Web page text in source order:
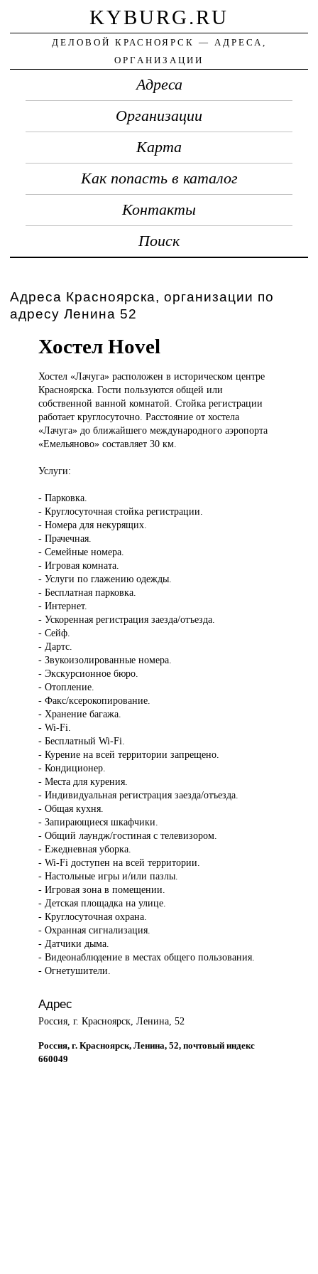
KYBURG.RU
ДЕЛОВОЙ КРАСНОЯРСК — АДРЕСА,
ОРГАНИЗАЦИИ
Адреса
Организации
Карта
Как попасть в каталог
Контакты
Поиск
Адреса Красноярска, организации по
адресу Ленина 52
Хостел Hovel
Хостел «Лачуга»расположен в историческом центре
Красноярска. Гости пользуются общей или
собственной ванной комнатой. Стойка регистрации
работает круглосуточно. Расстояние от хостела
«Лачуга» до ближайшего международного аэропорта
«Емельяново» составляет 30 км.
Услуги:
- Парковка.
- Круглосуточная стойка регистрации.
- Номера для некурящих.
- Прачечная.
- Семейные номера.
- Игровая комната.
- Услуги по глажению одежды.
- Бесплатная парковка.
- Интернет.
- Ускоренная регистрация заезда/отъезда.
- Сейф.
- Дартс.
- Звукоизолированные номера.
- Экскурсионное бюро.
- Отопление.
- Факс/ксерокопирование.
- Хранение багажа.
- Wi-Fi.
- Бесплатный Wi-Fi.
- Курение на всей территории запрещено.
- Кондиционер.
- Места для курения.
- Индивидуальная регистрация заезда/отъезда.
- Общая кухня.
- Запирающиеся шкафчики.
- Общий лаундж/гостиная с телевизором.
- Ежедневная уборка.
- Wi-Fi доступен на всей территории.
- Настольные игры и/или пазлы.
- Игровая зона в помещении.
- Детская площадка на улице.
- Круглосуточная охрана.
- Охранная сигнализация.
- Датчики дыма.
- Видеонаблюдение в местах общего пользования.
- Огнетушители.
Адрес
Россия, г. Красноярск, Ленина, 52
Россия, г. Красноярск, Ленина, 52, почтовый индекс
660049